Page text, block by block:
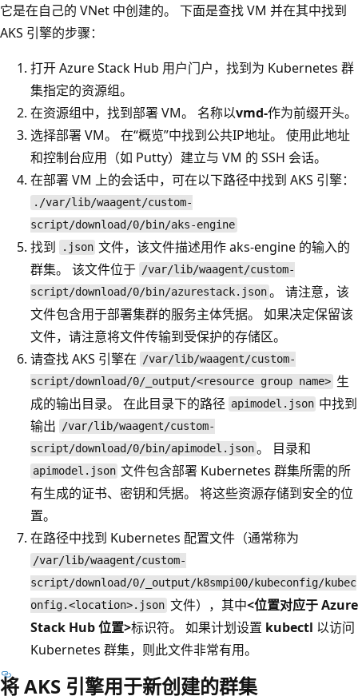
它是在自己的 VNet 中创建的。 下面是查找 VM 并在其中找到
AKS 引擎的步骤：
打开 Azure Stack Hub 用户门户，找到为 Kubernetes 群
集指定的资源组。
在资源组中，找到部署 VM。 名称以vmd-作为前缀开头。
选择部署 VM。 在“概览”中找到公共IP地址。 使用此地址
和控制台应用（如 Putty）建立与 VM 的 SSH 会话。
在部署 VM 上的会话中，可在以下路径中找到 AKS 引擎：
./var/lib/waagent/custom-
script/download/0/bin/aks-engine
找到 .json 文件，该文件描述用作 aks-engine 的输入的
群集。 该文件位于 /var/lib/waagent/custom-
script/download/0/bin/azurestack.json。 请注意，该
文件包含用于部署集群的服务主体凭据。 如果决定保留该
文件，请注意将文件传输到受保护的存储区。
请查找 AKS 引擎在 /var/lib/waagent/custom-
script/download/0/_output/<resource group name> 生
成的输出目录。 在此目录下的路径 apimodel.json 中找到
输出 /var/lib/waagent/custom-
script/download/0/bin/apimodel.json。 目录和
apimodel.json 文件包含部署 Kubernetes 群集所需的所
有生成的证书、密钥和凭据。 将这些资源存储到安全的位
置。
在路径中找到 Kubernetes 配置文件（通常称为
/var/lib/waagent/custom-
script/download/0/_output/k8smpi00/kubeconfig/kubec
onfig.<location>.json 文件），其中<位置对应于 Azure
Stack Hub 位置>标识符。 如果计划设置 kubectl 以访问
Kubernetes 群集，则此文件非常有用。
将 AKS 引擎用于新创建的群集